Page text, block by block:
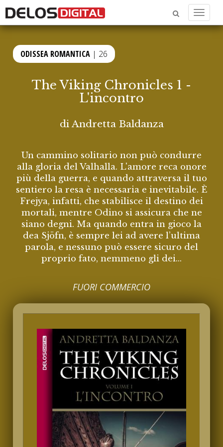
Menu
ODISSEA ROMANTICA | 26
The Viking Chronicles 1 -
L'incontro
diAndretta Baldanza
Un cammino solitario non può condurre
alla gloria del Valhalla. L'amore reca onore
più della guerra, e quando attraversa il tuo
sentiero la resa è necessaria e inevitabile. È
Frejya, infatti, che stabilisce il destino dei
mortali, mentre Odino si assicura che ne
siano degni. Ma quando entra in gioco la
dea Sjöfn, è sempre lei ad avere l’ultima
parola, e nessuno può essere sicuro del
proprio fato, nemmeno gli dei...
FUORI COMMERCIO